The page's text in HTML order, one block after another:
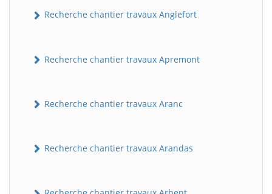
Recherche chantier travaux Anglefort
Recherche chantier travaux Apremont
Recherche chantier travaux Aranc
Recherche chantier travaux Arandas